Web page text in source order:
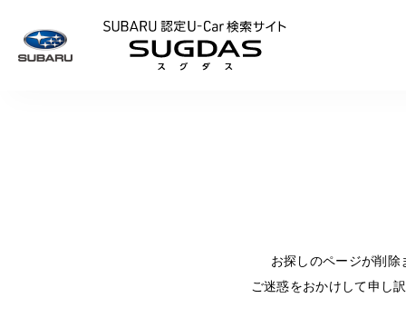
お探しのページが削
ご迷惑をおかけして申し